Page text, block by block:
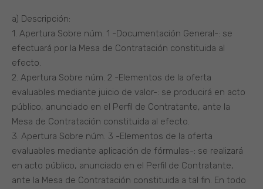
a) Descripción:
1. Apertura Sobre núm. 1 -Documentación General-: se
efectuará por la Mesa de Contratación constituida al
efecto.
2. Apertura Sobre núm. 2 -Elementos de la oferta
evaluables mediante juicio de valor-: se producirá en acto
público, anunciado en el Perfil de Contratante, ante la
Mesa de Contratación constituida al efecto.
3. Apertura Sobre núm. 3 -Elementos de la oferta
evaluables mediante aplicación de fórmulas-: se realizará
en acto público, anunciado en el Perfil de Contratante,
ante la Mesa de Contratación constituida a tal fin. En todo